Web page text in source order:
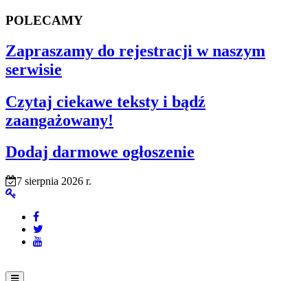
POLECAMY
Zapraszamy do rejestracji w naszym
serwisie
Czytaj ciekawe teksty i bądź
zaangażowany!
Dodaj darmowe ogłoszenie
7 sierpnia 2026 r.